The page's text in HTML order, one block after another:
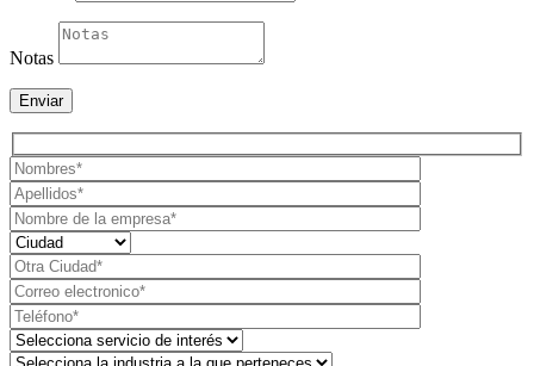
Notas
Enviar